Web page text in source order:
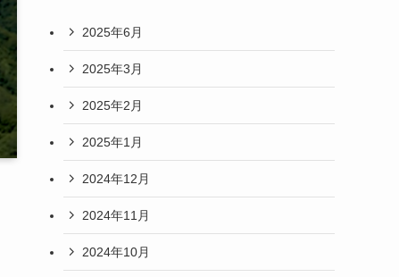
2025年6月
2025年3月
2025年2月
2025年1月
2024年12月
2024年11月
2024年10月